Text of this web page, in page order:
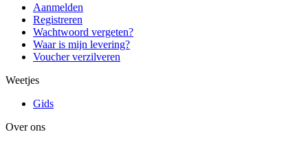
Aanmelden
Registreren
Wachtwoord vergeten?
Waar is mijn levering?
Voucher verzilveren
Weetjes
Gids
Over ons